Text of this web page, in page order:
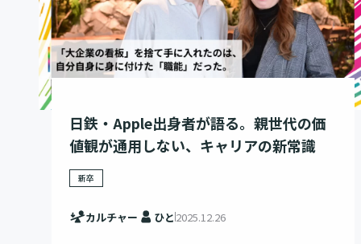
日鉄・Apple出身者が語る。親世代の価
値観が通用しない、キャリアの新常識
新卒
カルチャー ひと 2025.12.26